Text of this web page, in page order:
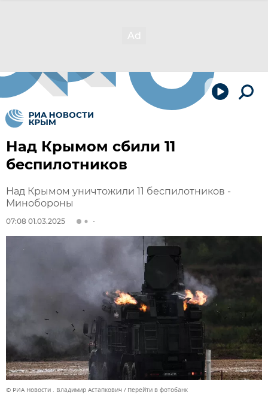
Над Крымом сбили 11
беспилотников
Над Крымом уничтожили 11 беспилотников -
Минобороны
07:08 01.03.2025
© РИА Новости . Владимир Астапкович Перейти в фотобанк